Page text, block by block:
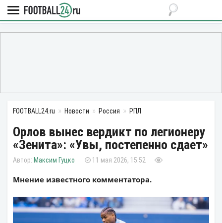
FOOTBALL24.ru Новости Россия РПЛ
Орлов вынес вердикт по легионеру
«Зенита»: «Увы, постепенно сдает»
Максим Гуцко 11 мая 2026, 15:52
Мнение известного комментатора.